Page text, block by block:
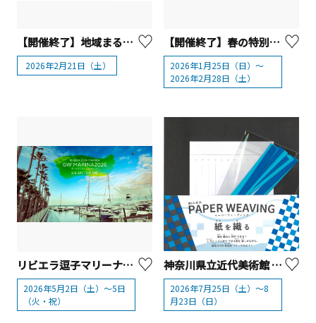
【開催終了】地域まるごとホテル＠三浦半島Instagramフォトコンテスト オンライン表彰式
2026年2月21日（土）
【開催終了】春の特別企画！三浦半島の名所を巡る！花めぐりデジタルスタンプラリー
2026年1月25日（日）～
2026年2月28日（土）
リビエラ逗子マリーナ「GW MARINA 2026」
2026年5月2日（土）～5日
（火・祝）
神奈川県立近代美術館 葉山館「夏のたね’26 PAPER WEAVING 紙を織る」
2026年7月25日（土）～8
月23日（日）